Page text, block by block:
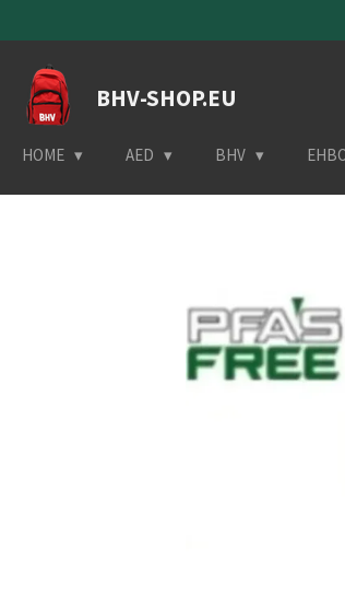
direct
naar
hoofdinhoud
BHV-SHOP.EU
HOME AED BHV